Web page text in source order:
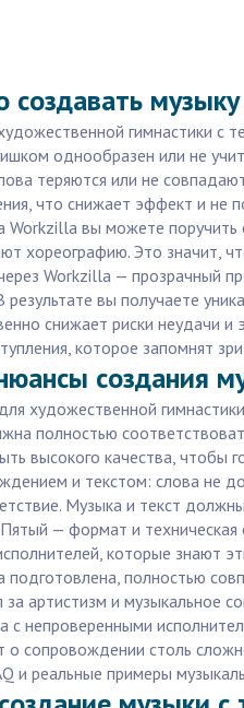
гимнастики с
однообразен или не
теряются или не
что снижает эффект и не
Workzilla вы можете
хореографию. Это значит,
Workzilla — прозрачный
результате вы получаете
снижает риски неудачи и
которое запомнят
создания
художественной
полностью
высокого качества,
и текстом: слова не
Музыка и текст
— формат и
которые знают
полностью
артистизм и музыкальное
с непроверенными
о сопровождении столь
и реальные примеры